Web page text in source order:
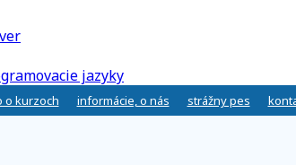
jazyky
o kurzoch informácie, o nás strážny pes